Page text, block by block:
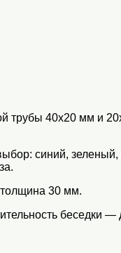
трубы 40х20 мм и
синий,
толщина 30 мм.
беседки —